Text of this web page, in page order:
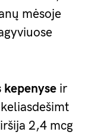
mėsoje
ir
2,4 mcg